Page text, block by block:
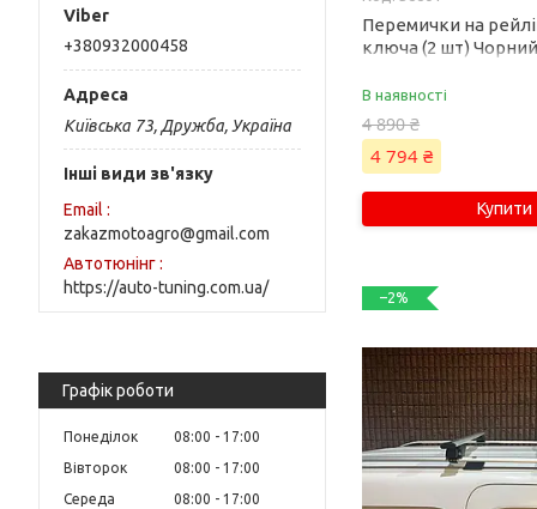
+380932000458
Київська 73, Дружба, Україна
Інші види зв'язку
Email
zakazmotoagro@gmail.com
Автотюнінг
https://auto-tuning.com.ua/
Графік роботи
Понеділок 08:00
17:00
Вівторок
08:00
17:00
Середа
08:00
17:00
Перемички на
ключа (2 шт)
В наявності
4 890 ₴
4 794 ₴
Купити
–2%